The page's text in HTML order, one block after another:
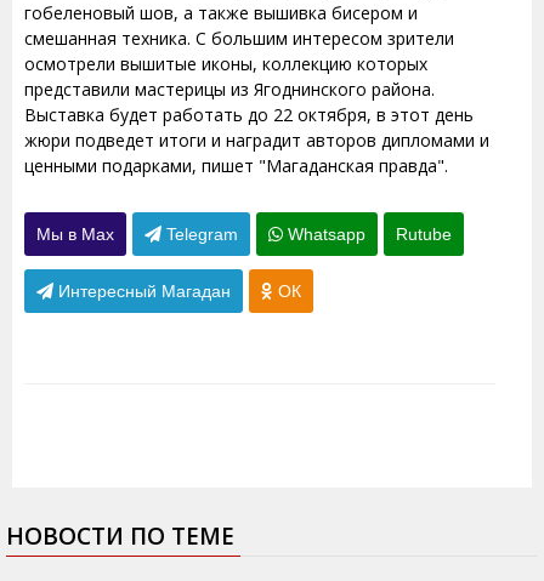
гобеленовый шов, а также вышивка бисером и
смешанная техника. С большим интересом зрители
осмотрели вышитые иконы, коллекцию которых
представили мастерицы из Ягоднинского района.
Выставка будет работать до 22 октября, в этот день
жюри подведет итоги и наградит авторов дипломами и
ценными подарками, пишет "Магаданская правда".
Мы в Max Telegram Whatsapp Rutube
Интересный Магадан ОК
НОВОСТИ ПО ТЕМЕ